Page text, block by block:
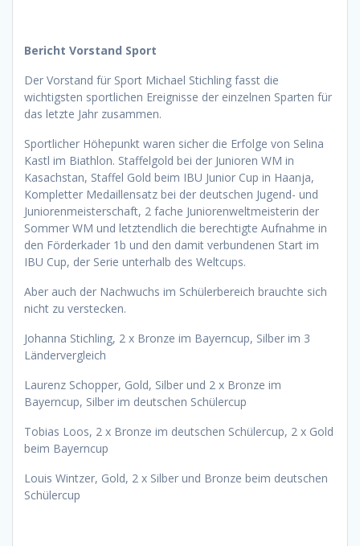
Bericht Vorstand Sport
Der Vorstand für Sport Michael Stichling fasst die
wichtigsten sportlichen Ereignisse der einzelnen Sparten für
das letzte Jahr zusammen.
Sportlicher Höhepunkt waren sicher die Erfolge von Selina
Kastl im Biathlon. Staffelgold bei der Junioren WM in
Kasachstan, Staffel Gold beim IBU Junior Cup in Haanja,
Kompletter Medaillensatz bei der deutschen Jugend- und
Juniorenmeisterschaft, 2 fache Juniorenweltmeisterin der
Sommer WM und letztendlich die berechtigte Aufnahme in
den Förderkader 1b und den damit verbundenen Start im
IBU Cup, der Serie unterhalb des Weltcups.
Aber auch der Nachwuchs im Schülerbereich brauchte sich
nicht zu verstecken.
Johanna Stichling, 2 x Bronze im Bayerncup, Silber im 3
Ländervergleich
Laurenz Schopper, Gold, Silber und 2 x Bronze im
Bayerncup, Silber im deutschen Schülercup
Tobias Loos, 2 x Bronze im deutschen Schülercup, 2 x Gold
beim Bayerncup
Louis Wintzer, Gold, 2 x Silber und Bronze beim deutschen
Schülercup